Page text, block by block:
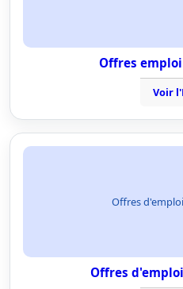
Offres
Voir
Offres
Offres